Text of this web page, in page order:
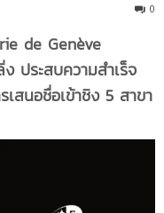
0
de Genève
ประสบความสำเร็จ
เสนอชื่อเข้าชิง 5 สาขา